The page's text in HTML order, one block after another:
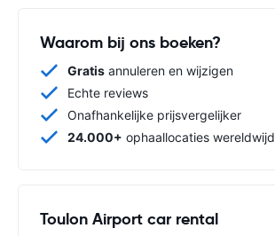
Waarom bij ons boeken?
Gratis annuleren en wijzigen
Echte reviews
Onafhankelijke prijsvergelijker
24.000+ ophaallocaties wereldwijd
Toulon Airport car rental